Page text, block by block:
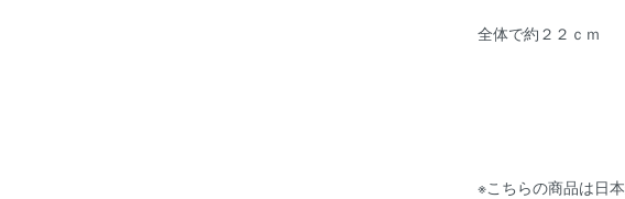
全体で約２２ｃｍ
※こちらの商品は日